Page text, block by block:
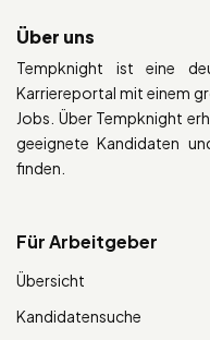
Über uns
Tempknight ist eine
Karriereportal mit einem
Jobs. Über Tempknight
geeignete Kandidaten
finden.
Für Arbeitgeber
Übersicht
Kandidatensuche